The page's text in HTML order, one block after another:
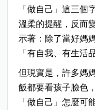
「做自己」這三個
溫柔的提醒，反而
示著：除了當好媽
「有自我、有生活
但現實是，許多媽
飯都要看孩子臉色
「做自己」怎麼可